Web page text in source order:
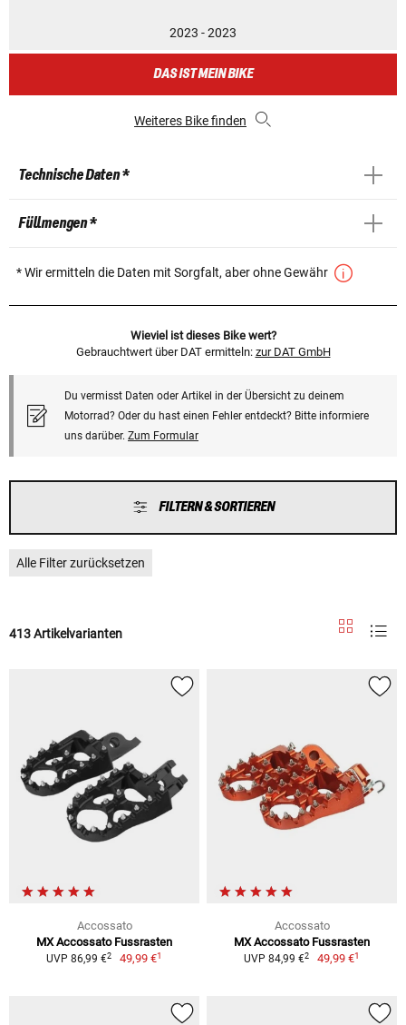
2023 - 2023
DAS IST MEIN BIKE
Weiteres Bike finden
Technische Daten *
Füllmengen *
* Wir ermitteln die Daten mit Sorgfalt, aber ohne Gewähr
Wieviel ist dieses Bike wert?
Gebrauchtwert über DAT ermitteln: zur DAT GmbH
Du vermisst Daten oder Artikel in der Übersicht zu deinem
Motorrad? Oder du hast einen Fehler entdeckt? Bitte informiere
uns darüber. Zum Formular
FILTERN & SORTIEREN
Alle Filter zurücksetzen
413 Artikelvarianten
Accossato
MX Accossato Fussrasten
UVP 86,99 €2 49,99 €1
Accossato
MX Accossato Fussrasten
UVP 84,99 €2 49,99 €1